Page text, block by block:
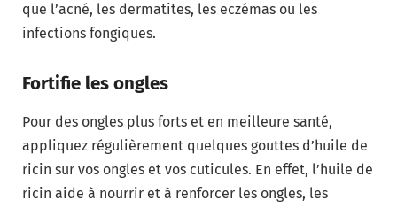
que l’acné, les dermatites, les eczémas ou les
infections fongiques.
Fortifie les ongles
Pour des ongles plus forts et en meilleure santé,
appliquez régulièrement quelques gouttes d’huile de
ricin sur vos ongles et vos cuticules. En effet, l’huile de
ricin aide à nourrir et à renforcer les ongles, les